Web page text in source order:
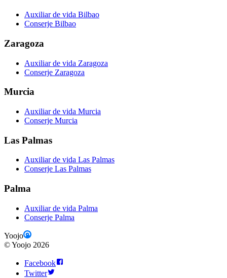
Auxiliar de vida Bilbao
Conserje Bilbao
Zaragoza
Auxiliar de vida Zaragoza
Conserje Zaragoza
Murcia
Auxiliar de vida Murcia
Conserje Murcia
Las Palmas
Auxiliar de vida Las Palmas
Conserje Las Palmas
Palma
Auxiliar de vida Palma
Conserje Palma
Yoojo
©Yoojo 2026
Facebook
Twitter